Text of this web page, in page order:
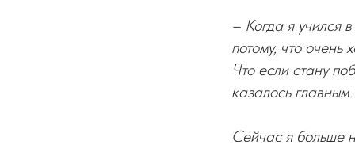
– Когда я учился
потому, что очень
Что если стану
казалось главным.
Сейчас я больше